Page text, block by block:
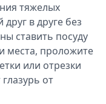
тяжелых
в друге без
ставить посуду
места, проложите
или отрезки
от